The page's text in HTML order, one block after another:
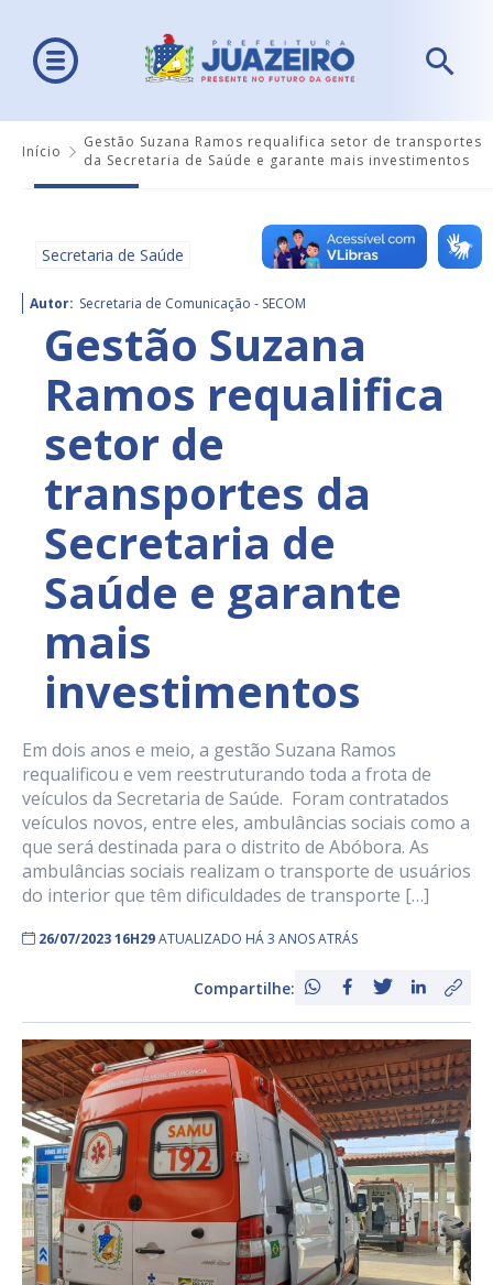
Início
Gestão Suzana Ramos requalifica setor de transportes
da Secretaria de Saúde e garante mais investimentos
Secretaria de Saúde
Autor: Secretaria de Comunicação - SECOM
Gestão Suzana
Ramos requalifica
setor de
transportes da
Secretaria de
Saúde e garante
mais
investimentos
Em dois anos e meio, a gestão Suzana Ramos
requalificou e vem reestruturando toda a frota de
veículos da Secretaria de Saúde. Foram contratados
veículos novos, entre eles, ambulâncias sociais como a
que será destinada para o distrito de Abóbora. As
ambulâncias sociais realizam o transporte de usuários
do interior que têm dificuldades de transporte […]
26/07/2023 16H29ATUALIZADO HÁ 3 ANOS ATRÁS
Compartilhe: